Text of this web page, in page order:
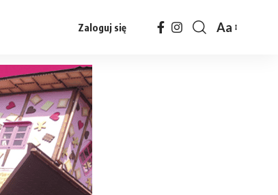
Zaloguj się
Czcionka
Aa